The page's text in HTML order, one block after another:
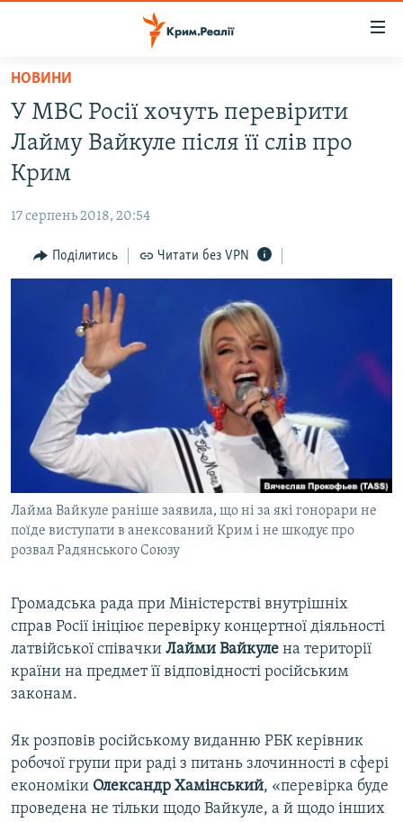
Перейти
основного
матеріалу
Перейти
до
основної
навігації
Перейти
до
ВІДЕО ТА ФОТО
БЛОГИ
ПОГЛЯД
ВСЕ ЗА ДЕНЬ
СПЕЦПРОЕКТИ
ДЕПОРТАЦІЯ
ВІДЕОУРОКИ «ELIFBE»
СВІДЧЕННЯ ОКУПАЦІЇ
УКРАЇНСЬКА ПРОБЛЕМА КРИМУ
ІНФОГРАФІКА
ЯК ОБІЙТИ БЛОКУВАННЯ
Русский
Qırımtatar
ДОЛУЧАЙСЯ!
Усі сайти RFE/RL
НОВИНИ
У МВС Росії хочуть перевірити
Лайму Вайкуле після її слів про
Крим
17 серпень 2018, 20:54
Поділитись Читати без VPN
Лайма Вайкуле раніше заявила, що ні за які гонорари не
поїде виступати в анексований Крим і не шкодує про
розвал Радянського Союзу
Громадська рада при Міністерстві внутрішніх
справ Росії ініціює перевірку концертної діяльності
латвійської співачки Лайми Вайкуле на території
країни на предмет її відповідності російським
законам.
Як розповів російському виданню РБК керівник
робочої групи при раді з питань злочинності в сфері
економіки Олександр Хамінський, «перевірка буде
проведена не тільки щодо Вайкуле, а й щодо інших